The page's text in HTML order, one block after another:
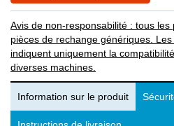
Avis de non-responsabilité : tous
pièces de rechange génériques.
indiquent uniquement la
diverses machines.
Information sur le produit